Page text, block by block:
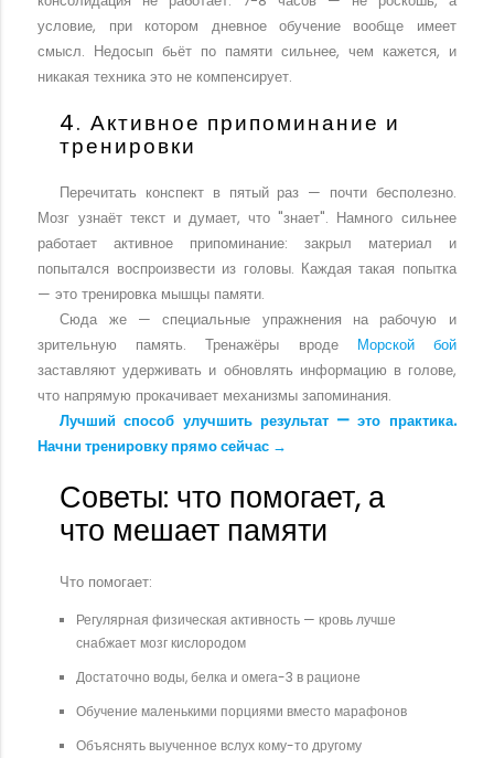
условие, при котором дневное обучение вообще имеет
смысл. Недосып бьёт по памяти сильнее, чем кажется, и
никакая техника это не компенсирует.
4. Активное припоминание и
тренировки
Перечитать конспект в пятый раз — почти бесполезно.
Мозг узнаёт текст и думает, что "знает". Намного сильнее
работает активное припоминание: закрыл материал и
попытался воспроизвести из головы. Каждая такая попытка
— это тренировка мышцы памяти.
Сюда же — специальные упражнения на рабочую и
зрительную память. Тренажёры вроде Морской бой
заставляют удерживать и обновлять информацию в голове,
что напрямую прокачивает механизмы запоминания.
Лучший способ улучшить результат — это практика.
Начни тренировку прямо сейчас →
Советы: что помогает, а
что мешает памяти
Что помогает:
Регулярная физическая активность — кровь лучше
снабжает мозг кислородом
Достаточно воды, белка и омега-3 в рационе
Обучение маленькими порциями вместо марафонов
Объяснять выученное вслух кому-то другому